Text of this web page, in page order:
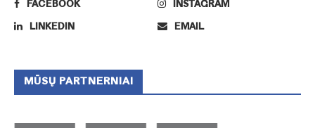
FACEBOOK INSTAGRAM
LINKEDIN EMAIL
MŪSŲ PARTNERNIAI